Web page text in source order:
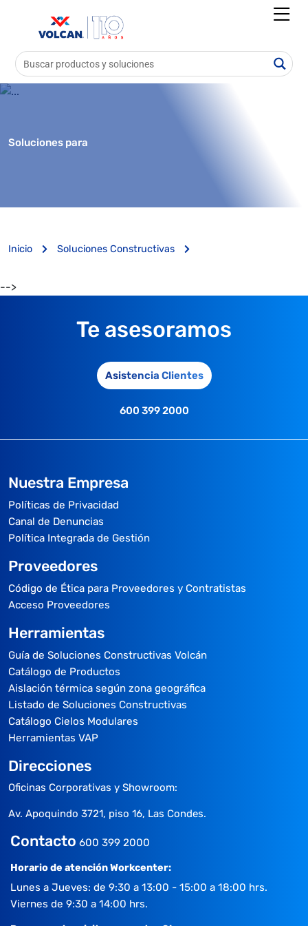
Soluciones para
Inicio Soluciones Constructivas
-->
Te asesoramos
Asistencia Clientes
600 399 2000
Nuestra Empresa
Políticas de Privacidad
Canal de Denuncias
Política Integrada de Gestión
Proveedores
Código de Ética para Proveedores y Contratistas
Acceso Proveedores
Herramientas
Guía de Soluciones Constructivas Volcán
Catálogo de Productos
Aislación térmica según zona geográfica
Listado de Soluciones Constructivas
Catálogo Cielos Modulares
Herramientas VAP
Direcciones
Oficinas Corporativas y Showroom:
Av. Apoquindo 3721, piso 16, Las Condes.
Contacto 600 399 2000
Horario de atención Workcenter:
Lunes a Jueves: de 9:30 a 13:00 - 15:00 a 18:00 hrs.
Viernes de 9:30 a 14:00 hrs.